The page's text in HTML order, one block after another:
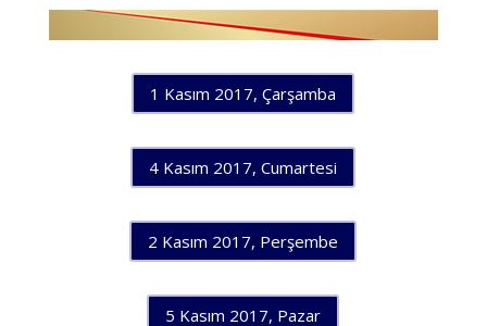
1 Kasım 2017, Çarşamba
4 Kasım 2017, Cumartesi
2 Kasım 2017, Perşembe
5 Kasım 2017, Pazar